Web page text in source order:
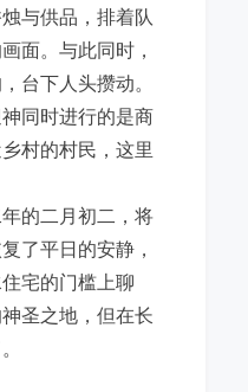
与供品，排着队
面。与此同时，
台下人头攒动。
同时进行的是商
村的村民，这里
的二月初二，将
了平日的安静，
宅的门槛上聊
圣之地，但在长